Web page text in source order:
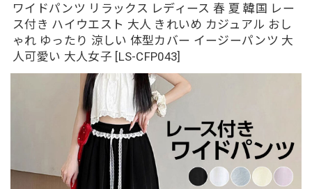
ワイドパンツ リラックス レディース 春 夏 韓国 レー
ス付き ハイウエスト 大人 きれいめ カジュアル おし
ゃれ ゆったり 涼しい 体型カバー イージーパンツ 大
人可愛い 大人女子 [LS-CFP043]